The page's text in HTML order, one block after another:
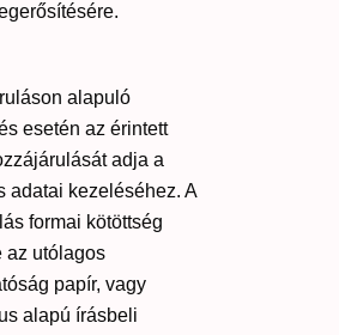
alapuló
esetén az érintett
adja a
adatai kezeléséhez. A
formai kötöttség
az utólagos
papír, vagy
alapú írásbeli